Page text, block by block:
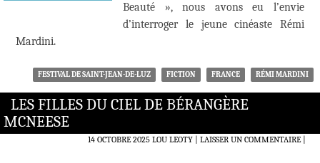
Beauté », nous avons eu l’envie
d’interroger le jeune cinéaste Rémi
Mardini.
FESTIVAL DE SAINT-JEAN-DE-LUZ FICTION FRANCE RÉMI MARDINI
LES FILLES DU CIEL DE BÉRANGÈRE
MCNEESE
14 OCTOBRE 2025 LOU LEOTY LAISSER UN COMMENTAIRE|